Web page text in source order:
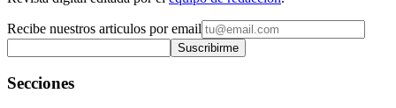
Recibe nuestros articulos por email
Suscribirme
Secciones